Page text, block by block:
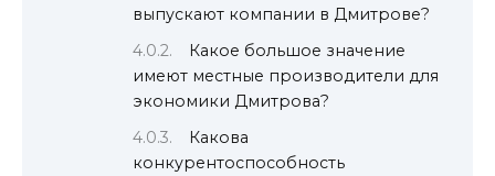
выпускают компании в Дмитрове?
Какое большое значение
имеют местные производители для
экономики Дмитрова?
Какова
конкурентоспособность